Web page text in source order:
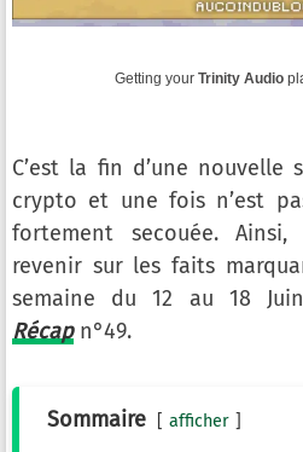
Getting your Trinity Audio
C’est la fin d’une nouvelle
crypto et une fois n’est
fortement secouée.
revenir sur les faits
semaine du 12 au 18
Récapn°49.
Sommaire afficher